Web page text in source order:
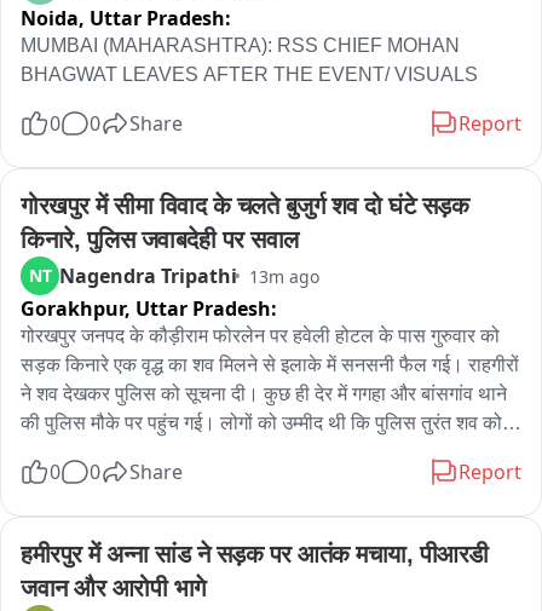
Noida, Uttar Pradesh:
MUMBAI (MAHARASHTRA): RSS CHIEF MOHAN
BHAGWAT LEAVES AFTER THE EVENT/ VISUALS
0 0 Share Report
गोरखपुर में सीमा विवाद के चलते बुजुर्ग शव दो घंटे सड़क
किनारे, पुलिस जवाबदेही पर सवाल
NT Nagendra Tripathi 13m ago
Gorakhpur, Uttar Pradesh:
गोरखपुर जनपद के कौड़ीराम फोरलेन पर हवेली होटल के पास गुरुवार को
सड़क किनारे एक वृद्ध का शव मिलने से इलाके में सनसनी फैल गई। राहगीरों
ने शव देखकर पुलिस को सूचना दी। कुछ ही देर में गगहा और बांसगांव थाने
की पुलिस मौके पर पहुंच गई। लोगों को उम्मीद थी कि पुलिस तुरंत शव को
हुआ। दोनों थानों की पुलिस घटनास्थल को लेकर सीमा विवाद में उलझ
दौरान करीब दो घंटे तक बुजुर्ग का शव तेज धूप में सड़क किनारे यूं ही पड़ा
रहा और स्थानीय मजबूर लोग पुलिस की इस संवेदनहीनता की तमाशा को
एकटक देखते रहे। लोगों का कहना था कि पुलिस के लिए इंसानियत से
0 0 Share Report
हमीरपुर में अन्ना सांड ने सड़क पर आतंक मचाया, पीआरडी
जवान और आरोपी भागे